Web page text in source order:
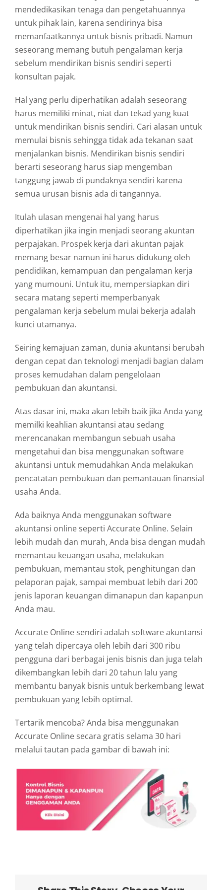
mendedikasikan tenaga dan pengetahuannya
untuk pihak lain, karena sendirinya bisa
memanfaatkannya untuk bisnis pribadi. Namun
seseorang memang butuh pengalaman kerja
sebelum mendirikan bisnis sendiri seperti
konsultan pajak.
Hal yang perlu diperhatikan adalah seseorang
harus memiliki minat, niat dan tekad yang kuat
untuk mendirikan bisnis sendiri. Cari alasan untuk
memulai bisnis sehingga tidak ada tekanan saat
menjalankan bisnis. Mendirikan bisnis sendiri
berarti seseorang harus siap mengemban
tanggung jawab di pundaknya sendiri karena
semua urusan bisnis ada di tangannya.
Itulah ulasan mengenai hal yang harus
diperhatikan jika ingin menjadi seorang akuntan
perpajakan. Prospek kerja dari akuntan pajak
memang besar namun ini harus didukung oleh
pendidikan, kemampuan dan pengalaman kerja
yang mumouni. Untuk itu, mempersiapkan diri
secara matang seperti memperbanyak
pengalaman kerja sebelum mulai bekerja adalah
kunci utamanya.
Seiring kemajuan zaman, dunia akuntansi berubah
dengan cepat dan teknologi menjadi bagian dalam
proses kemudahan dalam pengelolaan
pembukuan dan akuntansi.
Atas dasar ini, maka akan lebih baik jika Anda yang
memilki keahlian akuntansi atau sedang
merencanakan membangun sebuah usaha
mengetahui dan bisa menggunakan software
akuntansi untuk memudahkan Anda melakukan
pencatatan pembukuan dan pemantauan finansial
usaha Anda.
Ada baiknya Anda menggunakan software
akuntansi online seperti Accurate Online. Selain
lebih mudah dan murah, Anda bisa dengan mudah
memantau keuangan usaha, melakukan
pembukuan, memantau stok, penghitungan dan
pelaporan pajak, sampai membuat lebih dari 200
jenis laporan keuangan dimanapun dan kapanpun
Anda mau.
Accurate Online sendiri adalah software akuntansi
yang telah dipercaya oleh lebih dari 300 ribu
pengguna dari berbagai jenis bisnis dan juga telah
dikembangkan lebih dari 20 tahun lalu yang
membantu banyak bisnis untuk berkembang lewat
pembukuan yang lebih optimal.
Tertarik mencoba? Anda bisa menggunakan
Accurate Online secara gratis selama 30 hari
melalui tautan pada gambar di bawah ini: